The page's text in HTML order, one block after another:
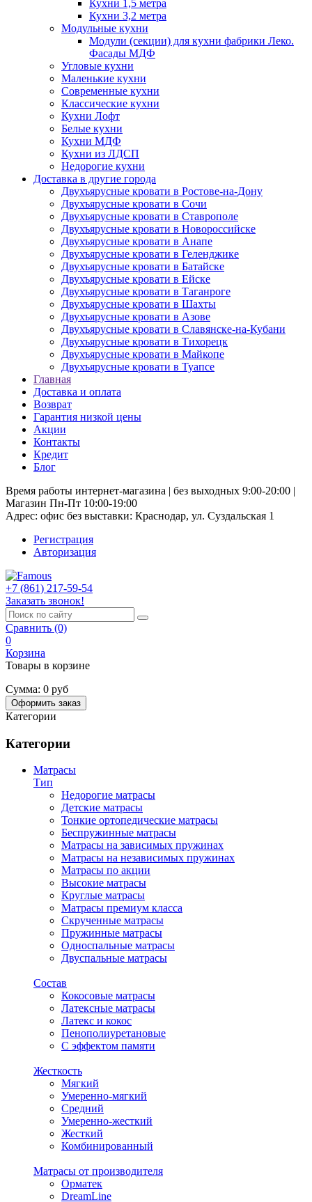
Кухни 1,5 метра
Кухни 3,2 метра
Модульные кухни
Модули (секции) для кухни фабрики Леко.
Фасады МДФ
Угловые кухни
Маленькие кухни
Современные кухни
Классические кухни
Кухни Лофт
Белые кухни
Кухни МДФ
Кухни из ЛДСП
Недорогие кухни
Доставка в другие города
Двухъярусные кровати в Ростове-на-Дону
Двухъярусные кровати в Сочи
Двухъярусные кровати в Ставрополе
Двухъярусные кровати в Новороссийске
Двухъярусные кровати в Анапе
Двухъярусные кровати в Геленджике
Двухъярусные кровати в Батайске
Двухъярусные кровати в Ейске
Двухъярусные кровати в Таганроге
Двухъярусные кровати в Шахты
Двухъярусные кровати в Азове
Двухъярусные кровати в Славянске-на-Кубани
Двухъярусные кровати в Тихорецк
Двухъярусные кровати в Майкопе
Двухъярусные кровати в Туапсе
Главная
Доставка и оплата
Возврат
Гарантия низкой цены
Акции
Контакты
Кредит
Блог
Время работы интернет-магазина | без выходных 9:00-20:00 |
Магазин Пн-Пт 10:00-19:00
Адрес: офис без выставки: Краснодар, ул. Суздальская 1
Регистрация
Авторизация
+7 (861) 217-59-54
Заказать звонок!
Сравнить (0)
0
Корзина
Товары в корзине
Сумма: 0 руб
Оформить заказ
Категории
Категории
Матрасы
Тип
Недорогие матрасы
Детские матрасы
Тонкие ортопедические матрасы
Беспружинные матрасы
Матрасы на зависимых пружинах
Матрасы на независимых пружинах
Матрасы по акции
Высокие матрасы
Круглые матрасы
Матрасы премиум класса
Скрученные матрасы
Пружинные матрасы
Односпальные матрасы
Двуспальные матрасы
Состав
Кокосовые матрасы
Латексные матрасы
Латекс и кокос
Пенополиуретановые
С эффектом памяти
Жесткость
Мягкий
Умеренно-мягкий
Средний
Умеренно-жесткий
Жесткий
Комбинированный
Матрасы от производителя
Орматек
DreamLine